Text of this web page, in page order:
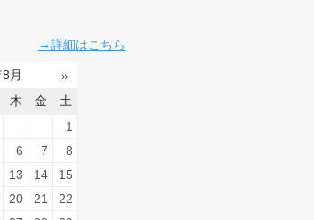
→詳細はこちら